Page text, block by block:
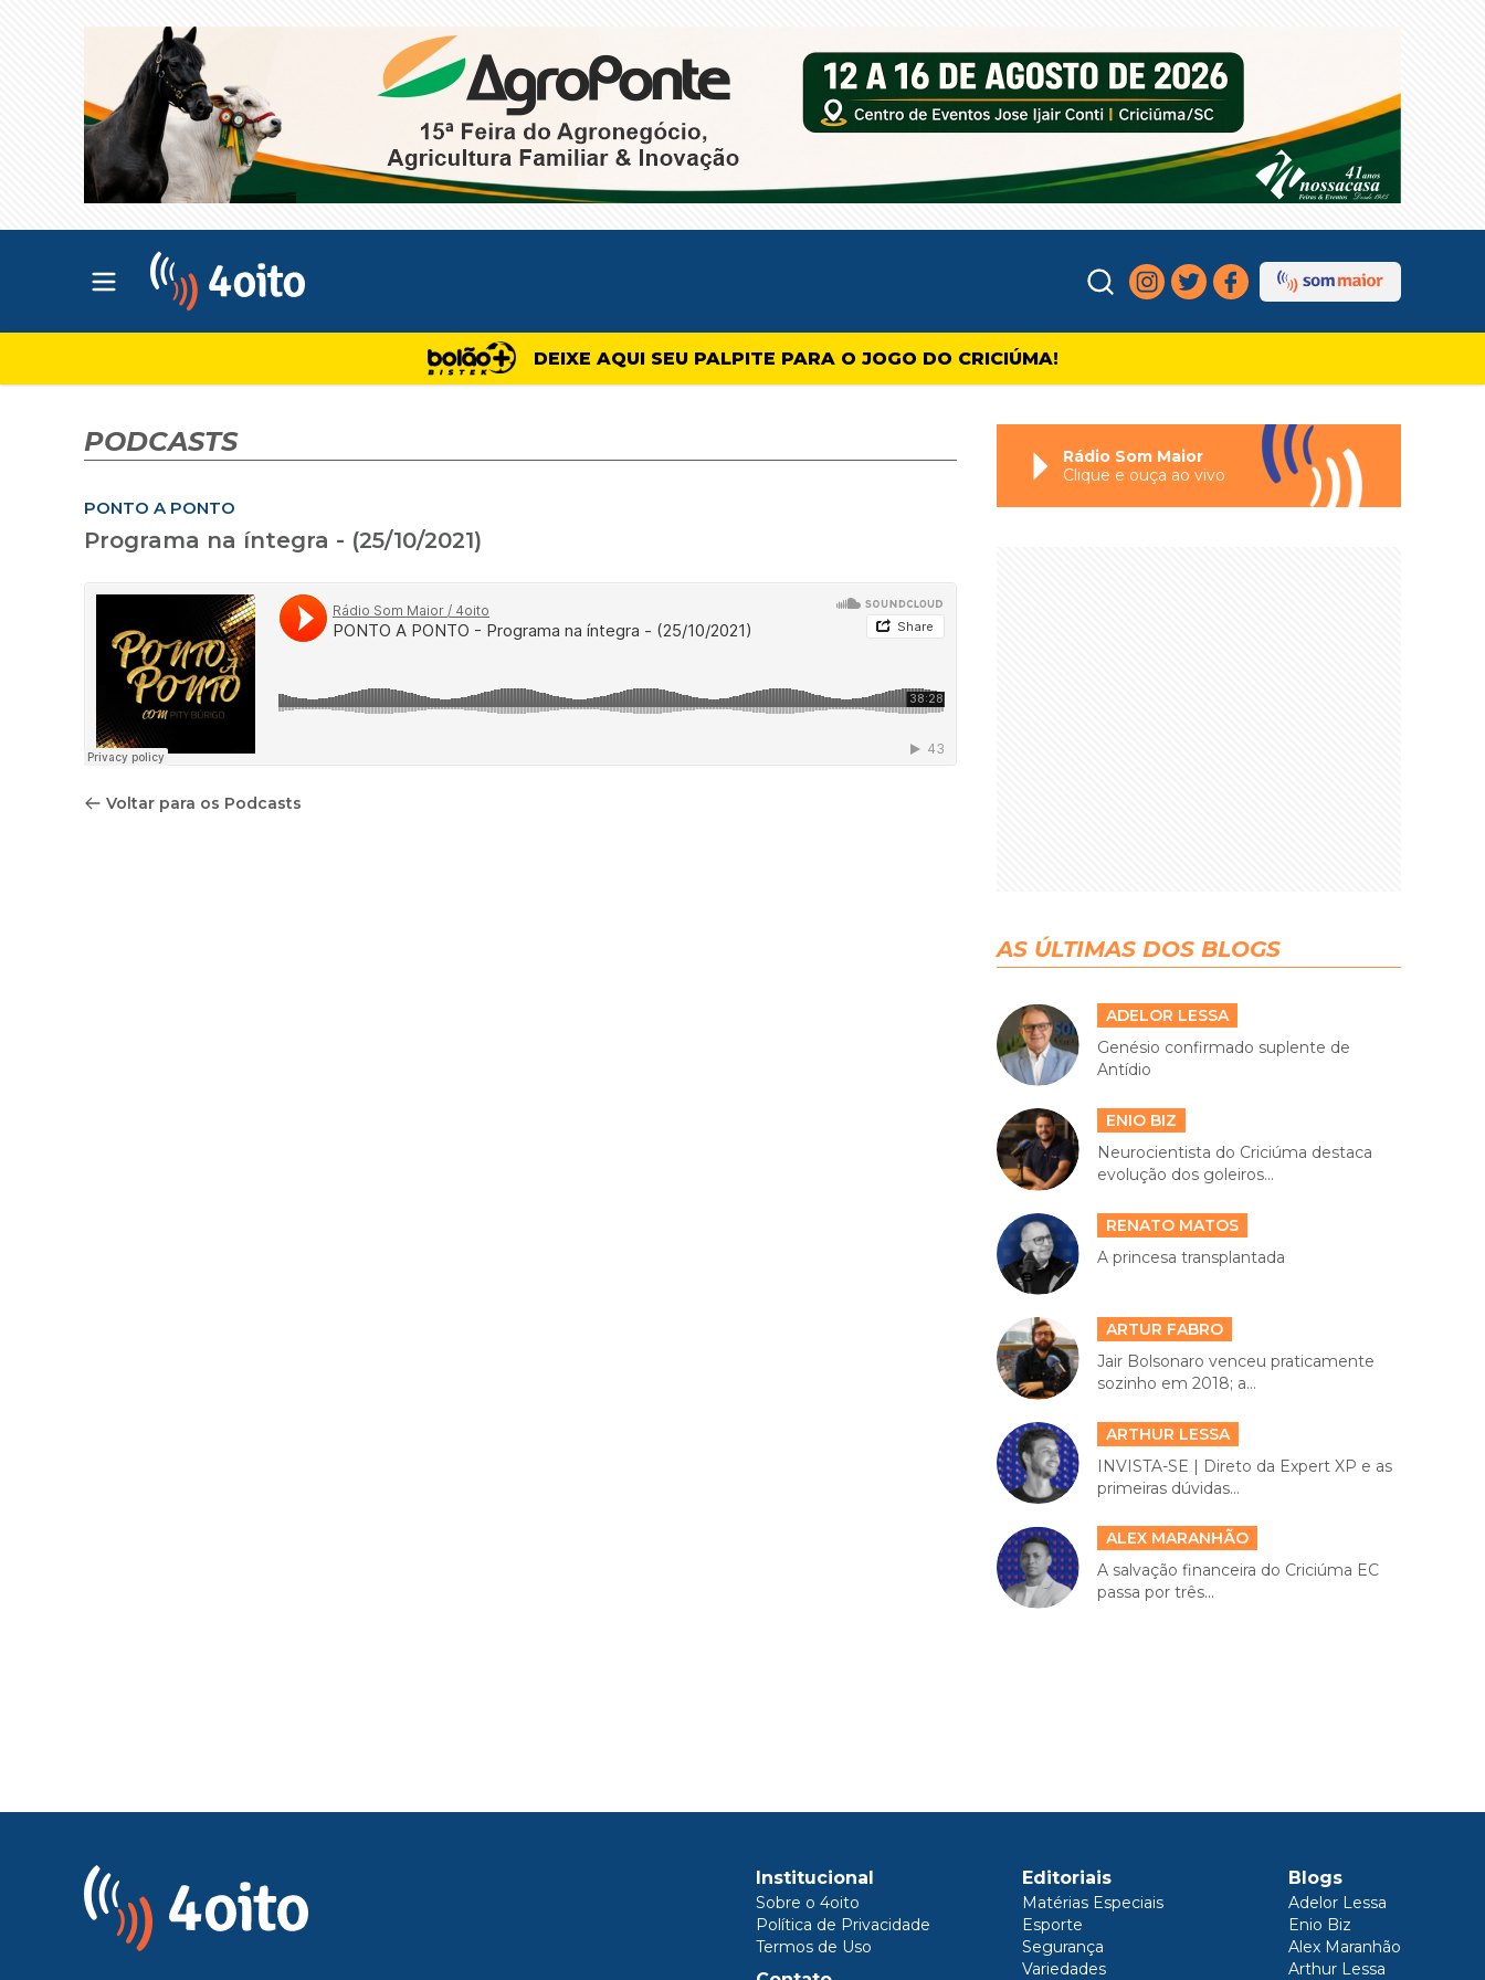
Abrir menu principal
DEIXE AQUI SEU PALPITE PARA O JOGO DO CRICIÚMA!
PODCASTS
PONTO A PONTO
Programa na íntegra - (25/10/2021)
Voltar para os Podcasts
Rádio Som Maior
Clique e ouça ao vivo
AS ÚLTIMAS DOS BLOGS
ADELOR LESSA
Genésio confirmado suplente de
Antídio
ENIO BIZ
Neurocientista do Criciúma destaca
evolução dos goleiros...
RENATO MATOS
A princesa transplantada
ARTUR FABRO
Jair Bolsonaro venceu praticamente
sozinho em 2018; a...
ARTHUR LESSA
INVISTA-SE | Direto da Expert XP e as
primeiras dúvidas...
ALEX MARANHÃO
A salvação financeira do Criciúma EC
passa por três...
Institucional
Sobre o 4oito
Política de Privacidade
Termos de Uso
Editoriais
Matérias Especiais
Esporte
Segurança
Variedades
Blogs
Adelor Lessa
Enio Biz
Alex Maranhão
Arthur Lessa